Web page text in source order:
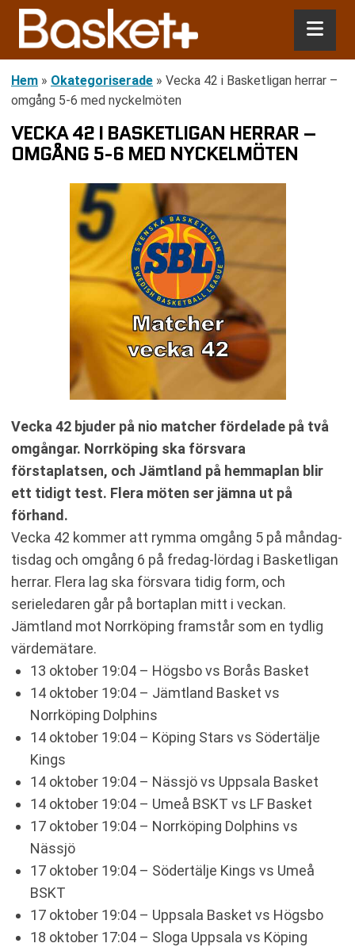
Hem » Okategoriserade » Vecka 42 i Basketligan herrar –
omgång 5-6 med nyckelmöten
VECKA 42 I BASKETLIGAN HERRAR –
OMGÅNG 5-6 MED NYCKELMÖTEN
Vecka 42 bjuder på nio matcher fördelade på två
omgångar. Norrköping ska försvara
förstaplatsen, och Jämtland på hemmaplan blir
ett tidigt test. Flera möten ser jämna ut på
förhand.
Vecka 42 kommer att rymma omgång 5 på måndag-
tisdag och omgång 6 på fredag-lördag i Basketligan
herrar. Flera lag ska försvara tidig form, och
serieledaren går på bortaplan mitt i veckan.
Jämtland mot Norrköping framstår som en tydlig
värdemätare.
13 oktober 19:04 – Högsbo vs Borås Basket
14 oktober 19:04 – Jämtland Basket vs
Norrköping Dolphins
14 oktober 19:04 – Köping Stars vs Södertälje
Kings
14 oktober 19:04 – Nässjö vs Uppsala Basket
14 oktober 19:04 – Umeå BSKT vs LF Basket
17 oktober 19:04 – Norrköping Dolphins vs
Nässjö
17 oktober 19:04 – Södertälje Kings vs Umeå
BSKT
17 oktober 19:04 – Uppsala Basket vs Högsbo
18 oktober 17:04 – Sloga Uppsala vs Köping